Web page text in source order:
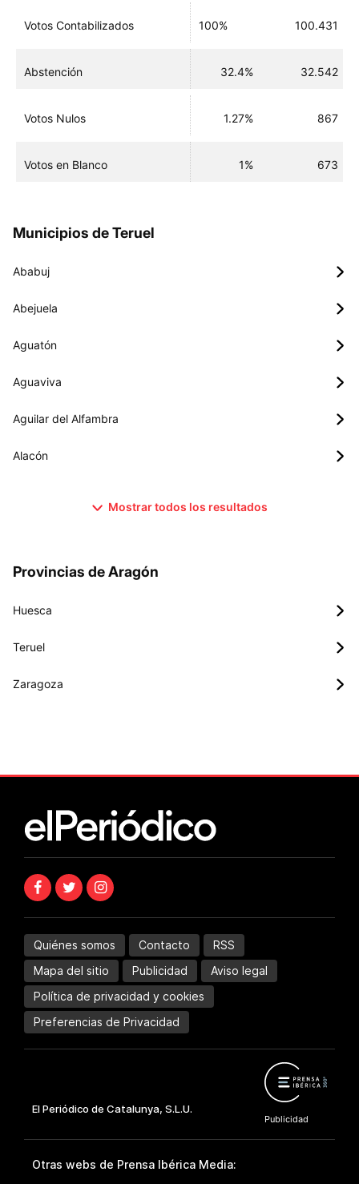
Votos Contabilizados 100% 100.431
Abstención 32.4% 32.542
Votos Nulos 1.27% 867
Votos en Blanco 1% 673
Municipios de Teruel
Ababuj
Abejuela
Aguatón
Aguaviva
Aguilar del Alfambra
Alacón
Mostrar todos los resultados
Provincias de Aragón
Huesca
Teruel
Zaragoza
Quiénes somos Contacto
RSS
Mapa del sitio
Publicidad
Aviso legal
Política de privacidad y cookies
Preferencias de Privacidad
Otras webs de Prensa Ibérica Media: